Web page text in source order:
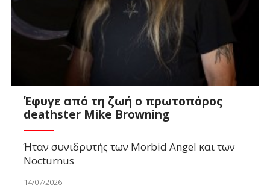
Έφυγε από τη ζωή ο πρωτοπόρος
deathster Mike Browning
Ήταν συνιδρυτής των Morbid Angel και των
Nocturnus
14/07/2026